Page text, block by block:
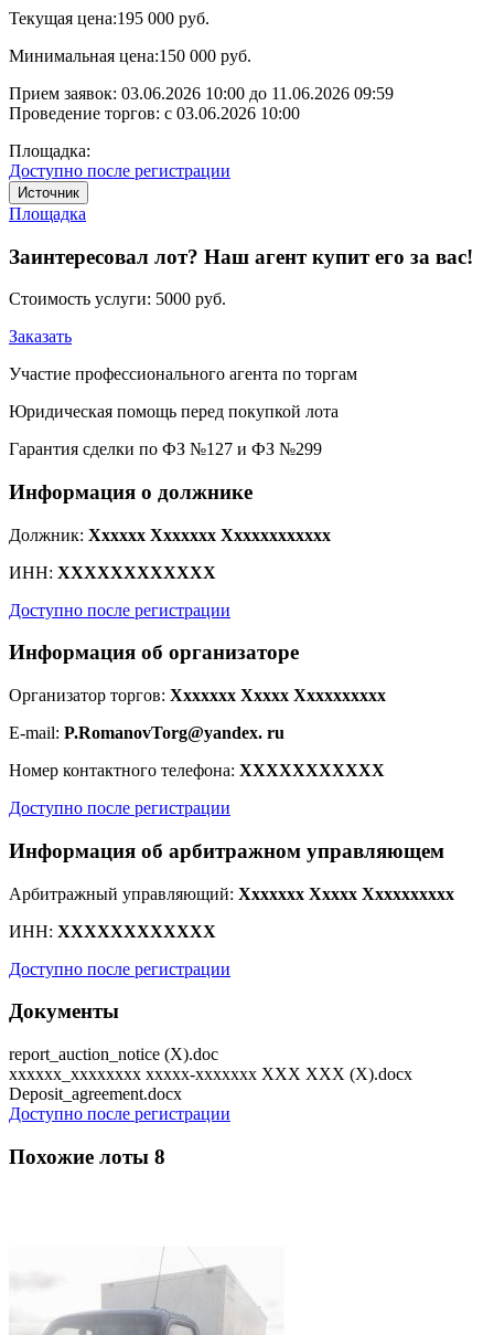
Текущая цена:195 000 руб.
Минимальная цена:150 000 руб.
Прием заявок: 03.06.2026 10:00 до 11.06.2026 09:59
Проведение торгов: с 03.06.2026 10:00
Площадка:
Доступно после регистрации
Источник
Площадка
Заинтересовал лот? Наш агент купит его за вас!
Стоимость услуги: 5000 руб.
Заказать
Участие профессионального агента по торгам
Юридическая помощь перед покупкой лота
Гарантия сделки по ФЗ №127 и ФЗ №299
Информация о должнике
Должник: Xxxxxx Xxxxxxx Xxxxxxxxxxxx
ИНН: XXXXXXXXXXXX
Доступно после регистрации
Информация об организаторе
Организатор торгов: Xxxxxxx Xxxxx Xxxxxxxxxx
E-mail: P.RomanovTorg@yandex. ru
Номер контактного телефона: XXXXXXXXXXX
Доступно после регистрации
Информация об арбитражном управляющем
Арбитражный управляющий: Xxxxxxx Xxxxx Xxxxxxxxxx
ИНН: XXXXXXXXXXXX
Доступно после регистрации
Документы
report_auction_notice (X).doc
xxxxxx_xxxxxxxx xxxxx-xxxxxxx XXX XXX (X).docx
Deposit_agreement.docx
Доступно после регистрации
Похожие лоты 8